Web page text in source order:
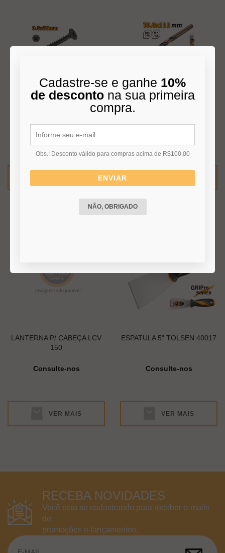
PARAFUSO PHILISP
DRYWALL 3,5X38MM
Consulte-nos
BROCA AÇO RAPIDO HSS
10MMX133MM TOSLEN
LANTERNA P/ CABEÇA LCV
150
Consulte-nos
VER MAIS
ESPATULA 5" TOLSEN 40017
Consulte-nos
VER MAIS
RECEBA NOVIDADES
Você está se cadastrando para receber e-mails
de
promoções e lançamentos.
Cadastre-se e ganhe 10%
de descontona sua primeira
compra.
Obs.: Desconto válido para compras acima de R$100,00
ENVIAR
NÃO, OBRIGADO